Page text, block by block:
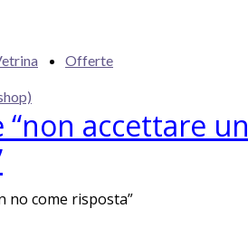
Offerte
accettare un
no come risposta”